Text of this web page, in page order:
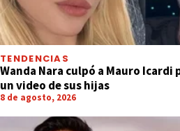
TENDENCIAS
Wanda Nara culpó a Mauro
un video de sus hijas
8 de agosto, 2026